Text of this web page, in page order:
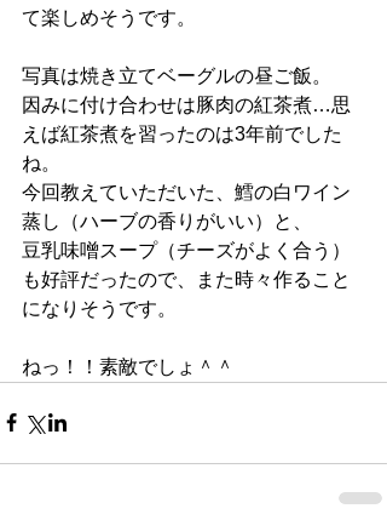
て楽しめそうです。
写真は焼き立てベーグルの昼ご飯。
因みに付け合わせは豚肉の紅茶煮…思
えば紅茶煮を習ったのは3年前でした
ね。
今回教えていただいた、鱈の白ワイン
蒸し（ハーブの香りがいい）と、
豆乳味噌スープ（チーズがよく合う）
も好評だったので、また時々作ること
になりそうです。
ねっ！！素敵でしょ＾＾